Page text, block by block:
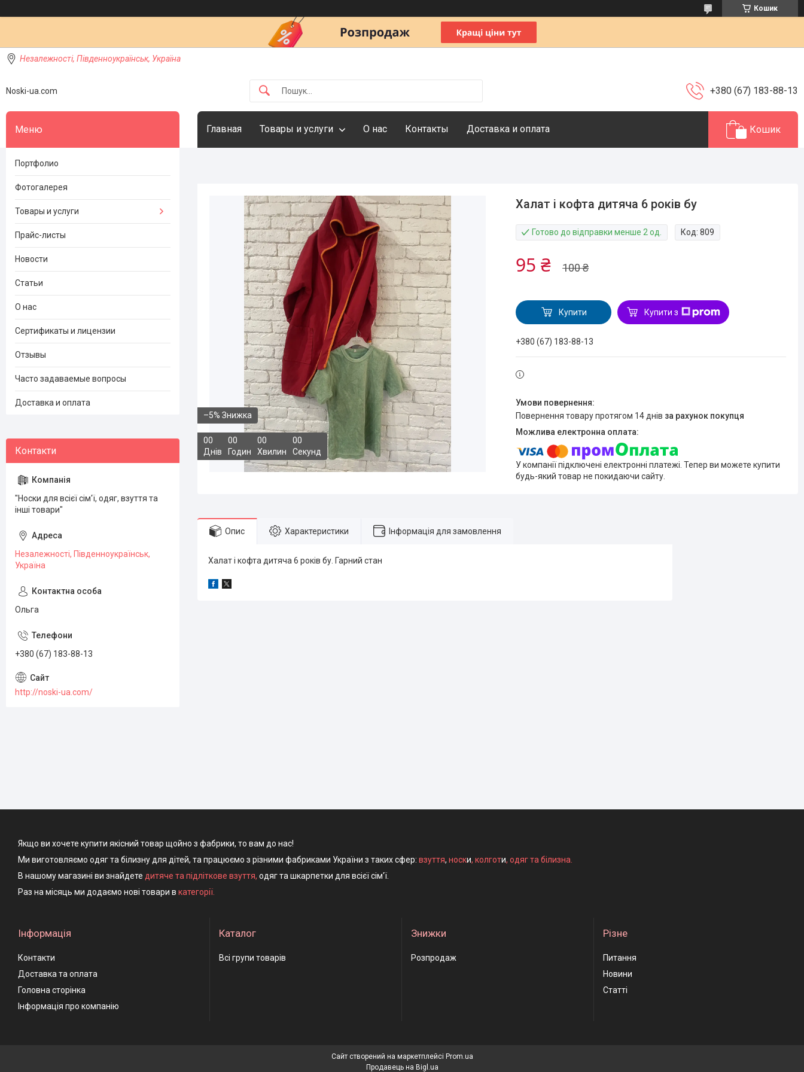
Кошик
Незалежності, Південноукраїнськ, Україна
Noski-ua.com +380 (67) 183-88-13
Главная Товары и услуги О нас Контакты Доставка и оплата Кошик
–5%
00
Днів
00
Годин
00
Хвилин
00
Секунд
Халат і кофта дитяча 6 років бу
Готово до відправки менше 2 од. Код:809
100 ₴
95 ₴
Купити Купити з
+380 (67) 183-88-13
повернення товару протягом 14 днів за рахунок покупця
У компанії підключені електронні платежі. Тепер ви можете купити
будь-який товар не покидаючи сайту.
Опис Характеристики Інформація для замовлення
Халат і кофта дитяча 6 років бу. Гарний стан
Портфолио
Фотогалерея
Товары и услуги
Прайс-листы
Новости
Статьи
О нас
Сертификаты и лицензии
Отзывы
Часто задаваемые вопросы
Доставка и оплата
"Носки для всієї сім'ї, одяг, взуття та
інші товари"
Незалежності, Південноукраїнськ,
Україна
Ольга
+380 (67) 183-88-13
http://noski-ua.com/
Якщо ви хочете купити якісний товар щойно з фабрики, то вам до нас!
Ми виготовляємо одяг та білизну для дітей, та працюємо з різними фабриками України з таких сфер: взуття, носки, колготи, одяг та білизна.
В нашому магазині ви знайдете дитяче та підліткове взуття, одяг та шкарпетки для всієї сім'ї.
Раз на місяць ми додаємо нові товари в категорії.
Інформація
Контакти
Доставка та оплата
Головна сторінка
Інформація про компанію
Каталог
Всі групи товарів
Знижки
Розпродаж
Різне
Питання
Новини
Статті
Сайт створений на маркетплейсі Prom.ua
Продавець на Bigl.ua